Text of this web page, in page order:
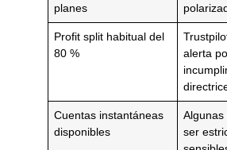
planes
Profit split habitual del
80 %
alerta
Cuentas instantáneas
disponibles
Algunas
ser